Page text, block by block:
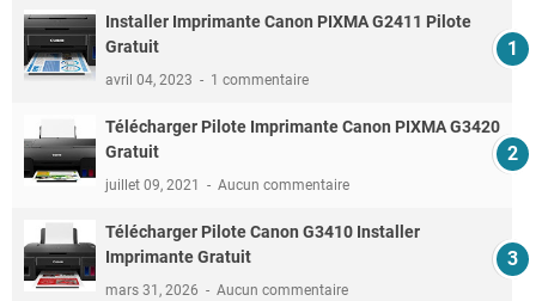
Installer Imprimante Canon PIXMA G2411 Pilote
Gratuit
avril 04, 2023 1 commentaire
Télécharger Pilote Imprimante Canon PIXMA G3420
Gratuit
juillet 09, 2021 Aucun commentaire
Télécharger Pilote Canon G3410 Installer
Imprimante Gratuit
mars 31, 2026 Aucun commentaire